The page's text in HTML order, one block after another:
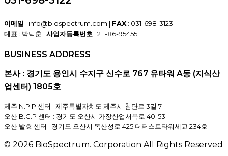
이메일 : info@biospectrum.com | FAX : 031-698-3123
대표 : 박덕훈 | 사업자등록번호 : 211-86-95455
BUSINESS ADDRESS
본사 : 경기도 용인시 수지구 신수로 767 유타워 A동 (지식산
업센터) 1805호
제주 N.P.P 센터 : 제주특별자치도 제주시 첨단로 3길 7
오산 B.C.P 센터 : 경기도 오산시 가장산업서북로 40-53
오산 발효 센터 : 경기도 오산시 독산성로 425 더퍼스트타워세교 234호
© 2026 BioSpectrum. Corporation All Rights Reserved